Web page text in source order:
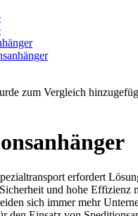
zum Vergleich
erfordert
und hohe Effizienz
sich immer mehr